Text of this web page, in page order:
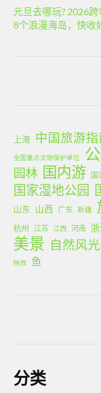
元旦去哪玩? 2026
8个浪漫海岛，快收
上海 中国旅游指
全国重点文物保护单位
园林 国内游 国
国家湿地公园
山东 山西 广东 新疆
杭州 江苏 江西 河南
美景 自然风光
陕西 鱼
分类